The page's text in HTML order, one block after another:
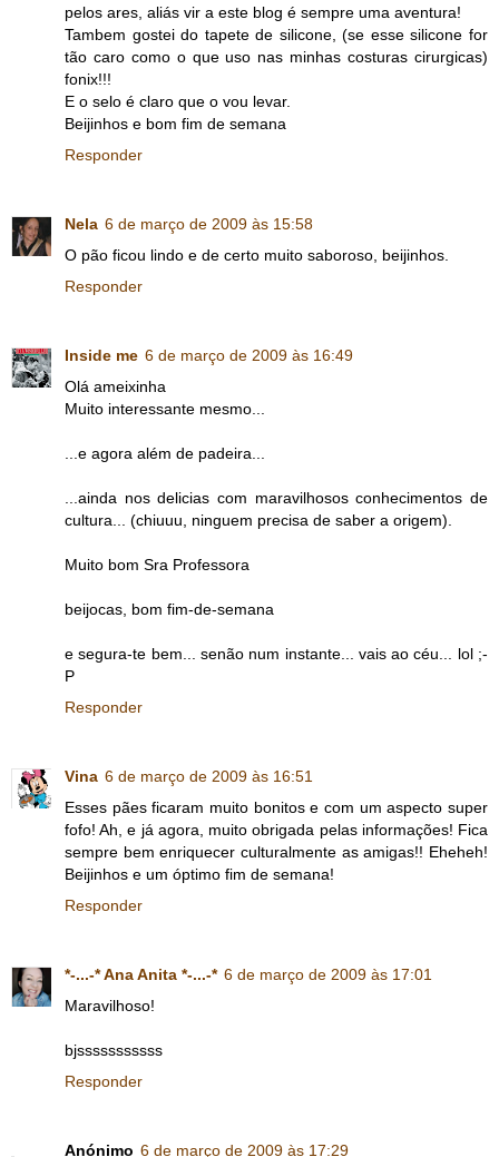
pelos ares, aliás vir a este blog é sempre uma aventura!
Tambem gostei do tapete de silicone, (se esse silicone for
tão caro como o que uso nas minhas costuras cirurgicas)
fonix!!!
E o selo é claro que o vou levar.
Beijinhos e bom fim de semana
Responder
Nela 6 de março de 2009 às 15:58
O pão ficou lindo e de certo muito saboroso, beijinhos.
Responder
Inside me 6 de março de 2009 às 16:49
Olá ameixinha
Muito interessante mesmo...
...e agora além de padeira...
...ainda nos delicias com maravilhosos conhecimentos de
cultura... (chiuuu, ninguem precisa de saber a origem).
Muito bom Sra Professora
beijocas, bom fim-de-semana
e segura-te bem... senão num instante... vais ao céu... lol ;-
P
Responder
Vina 6 de março de 2009 às 16:51
Esses pães ficaram muito bonitos e com um aspecto super
fofo! Ah, e já agora, muito obrigada pelas informações! Fica
sempre bem enriquecer culturalmente as amigas!! Eheheh!
Beijinhos e um óptimo fim de semana!
Responder
*-...-* Ana Anita *-...-* 6 de março de 2009 às 17:01
Maravilhoso!
bjsssssssssss
Responder
Anónimo 6 de março de 2009 às 17:29